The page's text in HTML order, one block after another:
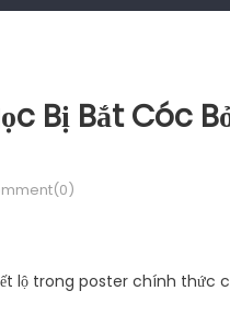
Bị Bắt Cóc
lộ trong poster chính thức